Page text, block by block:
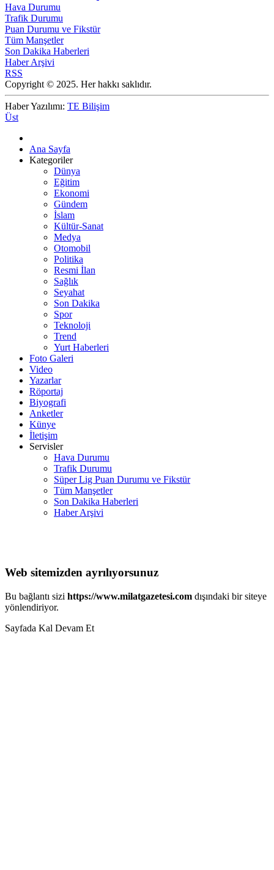
Hava Durumu
Trafik Durumu
Puan Durumu ve Fikstür
Tüm Manşetler
Son Dakika Haberleri
Haber Arşivi
RSS
Copyright © 2025. Her hakkı saklıdır.
Haber Yazılımı: TE Bilişim
Üst
Ana Sayfa
Kategoriler
Dünya
Eğitim
Ekonomi
Gündem
İslam
Kültür-Sanat
Medya
Otomobil
Politika
Resmi İlan
Sağlık
Seyahat
Son Dakika
Spor
Teknoloji
Trend
Yurt Haberleri
Foto Galeri
Video
Yazarlar
Röportaj
Biyografi
Anketler
Künye
İletişim
Servisler
Hava Durumu
Trafik Durumu
Süper Lig Puan Durumu ve Fikstür
Tüm Manşetler
Son Dakika Haberleri
Haber Arşivi
Web sitemizden ayrılıyorsunuz
Bu bağlantı sizi https://www.milatgazetesi.com dışındaki bir siteye
yönlendiriyor.
Sayfada Kal Devam Et